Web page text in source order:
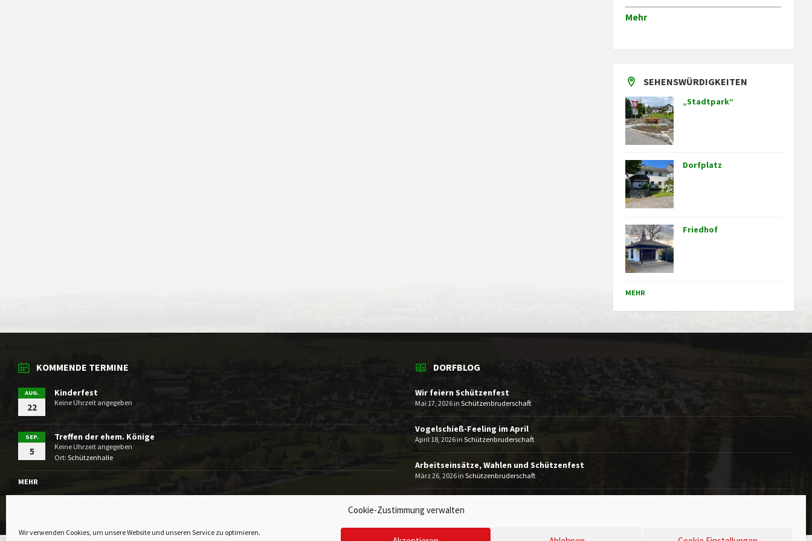
Cookie-Zustimmung verwalten
Wir verwenden Cookies, um unsere Website und unseren Service zu optimieren.
Mehr
SEHENSWÜRDIGKEITEN
„Stadtpark“
Dorfplatz
Friedhof
MEHR
KOMMENDE TERMINE
AUG.
22
Kinderfest
Keine Uhrzeit angegeben
SEP.
5
Treffen der ehem. Könige
Keine Uhrzeit angegeben
Ort: Schützenhalle
MEHR
DORFBLOG
Wir feiern Schützenfest
Mai 17, 2026in Schützenbruderschaft
Vogelschieß-Feeling im April
April 18, 2026in Schützenbruderschaft
Arbeitseinsätze, Wahlen und Schützenfest
März 26, 2026in Schützenbruderschaft